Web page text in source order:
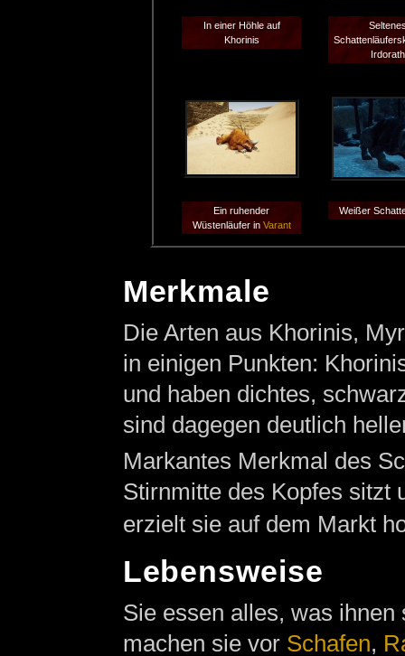
In einer Höhle auf
Khorinis
Irdorath
Ein ruhender
Wüstenläufer in Varant
Weißer
Merkmale
Die Arten aus Khorinis,
in einigen Punkten:
und haben dichtes,
sind dagegen deutlich
Markantes Merkmal des
Stirnmitte des Kopfes sitzt
erzielt sie auf dem Markt
Lebensweise
Sie essen alles, was
machen sie vor Schafen,